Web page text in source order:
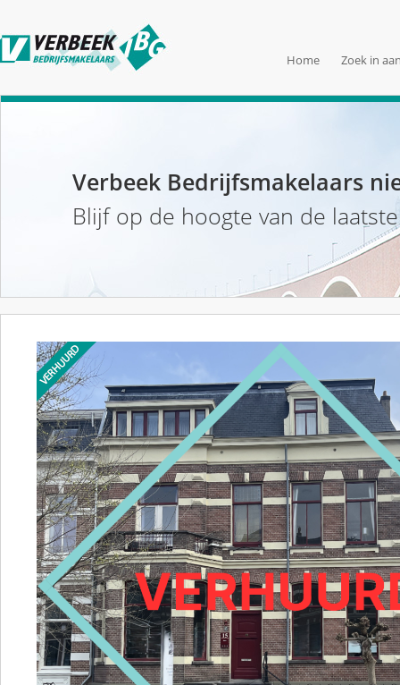
Home Zoek in
Verbeek Bedrijfsmakelaars
Blijf op de hoogte van de